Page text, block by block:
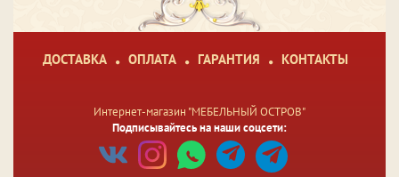
ДОСТАВКА ОПЛАТА ГАРАНТИЯ КОНТАКТЫ
Интернет-магазин "МЕБЕЛЬНЫЙ ОСТРОВ"
Подписывайтесь на наши соцсети: